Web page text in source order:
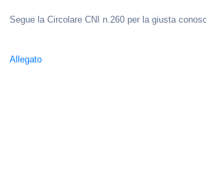
Segue la Circolare CNI n.260 per la giusta
Allegato